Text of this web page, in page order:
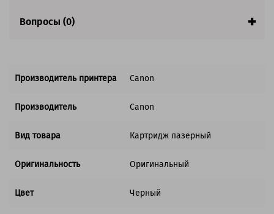
Вопросы (0)
Производитель принтера Canon
Производитель Canon
Вид товара Картридж лазерный
Оригинальность Оригинальный
Цвет Черный